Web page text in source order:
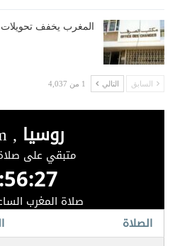
المغرب يخفف تحويلات
السابق التالي 1 من 4,037